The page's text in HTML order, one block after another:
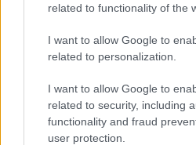
related to functionality of the
I want to allow Google to
related to personalization.
I want to allow Google to
related to security, including
functionality and fraud
user protection.
Az EBH INVEST is részt vesz
műemléke, a Rákóczi-vár